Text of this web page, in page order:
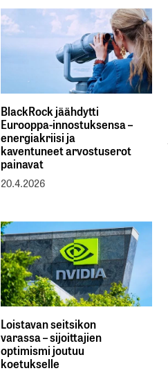
BlackRock jäähdytti
Eurooppa-innostuksensa –
energiakriisi ja
kaventuneet arvostuserot
painavat
20.4.2026
Loistavan seitsikon
varassa – sijoittajien
optimismi joutuu
koetukselle